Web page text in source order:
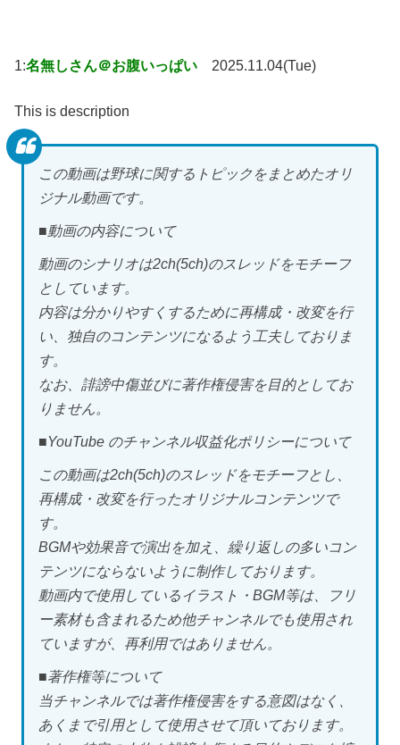
1:名無しさん＠お腹いっぱい 2025.11.04(Tue)
This is description
この動画は野球に関するトピックをまとめたオリ
ジナル動画です。
■動画の内容について
動画のシナリオは2ch(5ch)のスレッドをモチーフ
としています。
内容は分かりやすくするために再構成・改変を行
い、独自のコンテンツになるよう工夫しておりま
す。
なお、誹謗中傷並びに著作権侵害を目的としてお
りません。
■YouTube のチャンネル収益化ポリシーについて
この動画は2ch(5ch)のスレッドをモチーフとし、
再構成・改変を行ったオリジナルコンテンツで
す。
BGMや効果音で演出を加え、繰り返しの多いコン
テンツにならないように制作しております。
動画内で使用しているイラスト・BGM等は、フリ
ー素材も含まれるため他チャンネルでも使用され
ていますが、再利用ではありません。
■著作権等について
当チャンネルでは著作権侵害をする意図はなく、
あくまで引用として使用させて頂いております。